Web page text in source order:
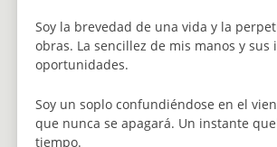
Soy la brevedad de una vida y la
obras. La sencillez de mis manos y sus
oportunidades.
Soy un soplo confundiéndose en el
que nunca se apagará. Un instante
tiempo.